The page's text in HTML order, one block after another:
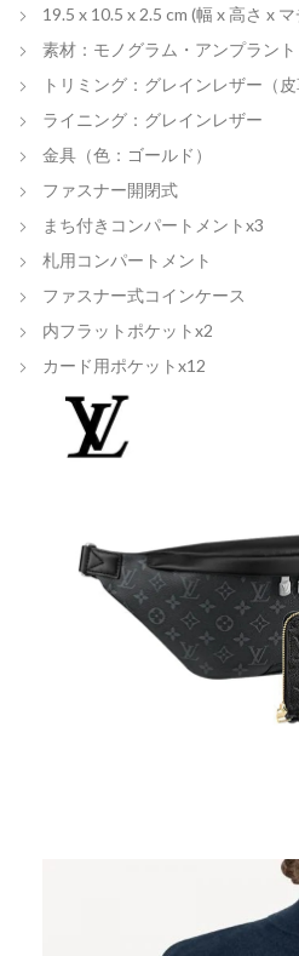
19.5 x 10.5 x 2.5 cm (幅 x 高さ x マ
素材：モノグラム・アンプラント
トリミング：グレインレザー（皮
ライニング：グレインレザー
金具（色：ゴールド）
ファスナー開閉式
まち付きコンパートメントx3
札用コンパートメント
ファスナー式コインケース
内フラットポケットx2
カード用ポケットx12